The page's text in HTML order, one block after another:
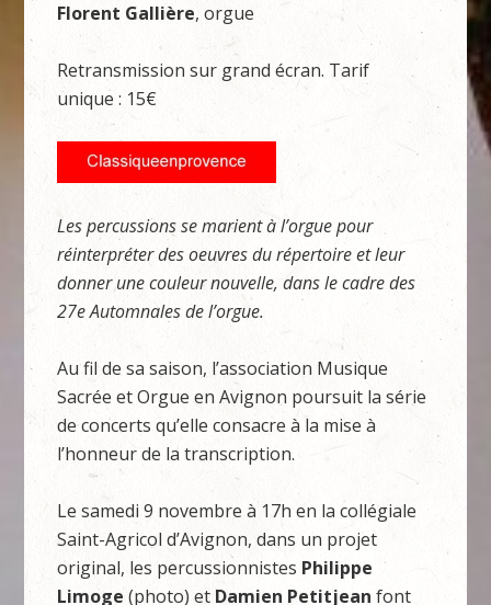
Florent Gallière, orgue
Retransmission sur grand écran. Tarif
unique : 15€
Les percussions se marient à l’orgue pour
réinterpréter des oeuvres du répertoire et leur
donner une couleur nouvelle, dans le cadre des
27e Automnales de l’orgue.
Au fil de sa saison, l’association Musique
Sacrée et Orgue en Avignon poursuit la série
de concerts qu’elle consacre à la mise à
l’honneur de la transcription.
Le samedi 9 novembre à 17h en la collégiale
Saint-Agricol d’Avignon, dans un projet
original, les percussionnistes Philippe
Limoge (photo) et Damien Petitjean font